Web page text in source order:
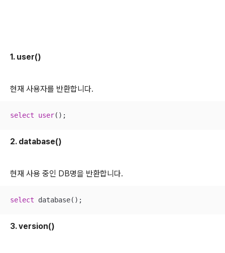
1. user()
현재 사용자를 반환합니다.
select user();
2. database()
현재 사용 중인 DB명을 반환합니다.
select database();
3. version()